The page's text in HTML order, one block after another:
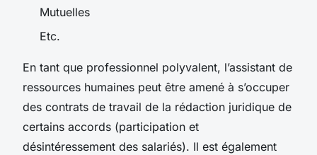
Mutuelles
Etc.
En tant que professionnel polyvalent, l’assistant de
ressources humaines peut être amené à s’occuper
des contrats de travail de la rédaction juridique de
certains accords (participation et
désintéressement des salariés). Il est également